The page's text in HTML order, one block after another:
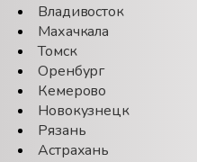
Владивосток
Махачкала
Томск
Оренбург
Кемерово
Новокузнецк
Рязань
Астрахань